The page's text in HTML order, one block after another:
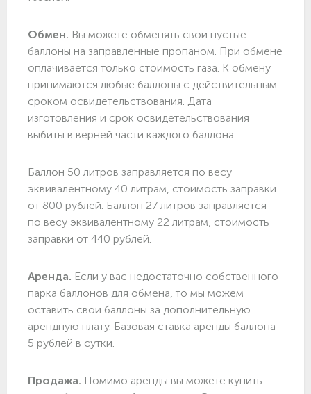
Обмен. Вы можете обменять свои пустые
баллоны на заправленные пропаном. При обмене
оплачивается только стоимость газа. К обмену
принимаются любые баллоны с действительным
сроком освидетельствования. Дата
изготовления и срок освидетельствования
выбиты в верней части каждого баллона.
Баллон 50 литров заправляется по весу
эквивалентному 40 литрам, стоимость заправки
от 800 рублей. Баллон 27 литров заправляется
по весу эквивалентному 22 литрам, стоимость
заправки от 440 рублей.
Аренда. Если у вас недостаточно собственного
парка баллонов для обмена, то мы можем
оставить свои баллоны за дополнительную
арендную плату. Базовая ставка аренды баллона
5 рублей в сутки.
Продажа. Помимо аренды вы можете купить